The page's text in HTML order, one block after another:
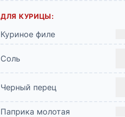
ДЛЯ КУРИЦЫ:
Куриное филе
Соль
Черный перец
Паприка молотая